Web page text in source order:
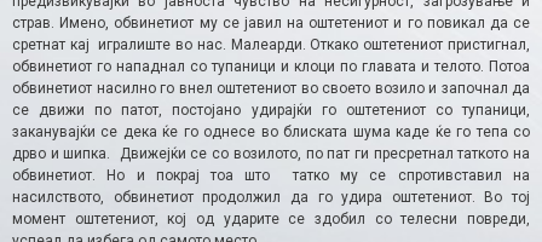
страв. Имено, обвинетиот му се јавил на оштетениот и го повикал да се
сретнат кај игралиште во нас. Малеарди. Откако оштетениот пристигнал,
обвинетиот го нападнал со тупаници и клоци по главата и телото. Потоа
обвинетиот насилно го внел оштетениот во своето возило и започнал да
се движи по патот, постојано удирајќи го оштетениот со тупаници,
заканувајќи се дека ќе го однесе во блиската шума каде ќе го тепа со
дрво и шипка. Движејќи се со возилото, по пат ги пресретнал таткото на
обвинетиот. Но и покрај тоа што татко му се спротивставил на
насилството, обвинетиот продолжил да го удира оштетениот. Во тој
момент оштетениот, кој од ударите се здобил со телесни повреди,